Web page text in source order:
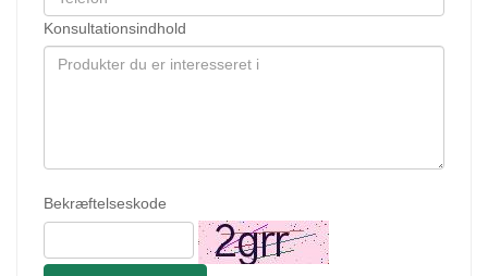
Konsultationsindhold
Bekræftelseskode